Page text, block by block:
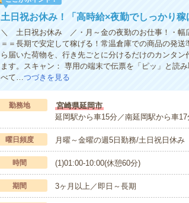
土日祝お休み！「高時給×夜勤でしっかり
＼ 土日祝お休み ／・月～金の夜勤のお仕事！・幅
＝＝長期で安定して稼げる！常温倉庫での商品の発
ら届いた荷物を、行き先ごとに分けるだけのカンタ
ます。スキャン： 専用の端末で伝票を「ピッ」と読
べて…つづきを見る
勤務地
宮崎県延岡市
延岡駅から車15分／南延岡駅から車17
曜日頻度 月曜～金曜の週5日勤務/土日祝日休み
時間 (1)01:00-10:00(休憩60分)
期間 3ヶ月以上／即日～長期